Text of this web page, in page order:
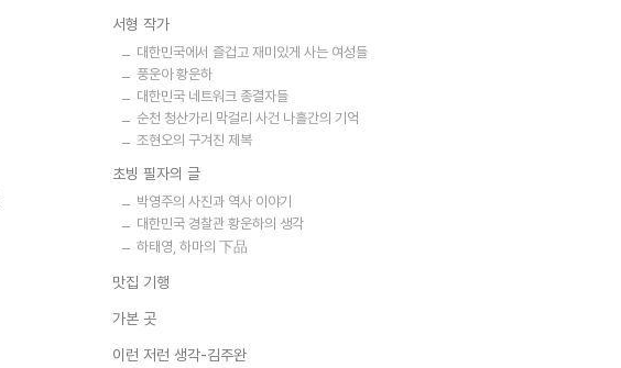
서형 작가
대한민국에서 즐겁고 재미있게 사는 여성들
풍운아 황운하
대한민국 네트워크 종결자들
순천 청산가리 막걸리 사건 나흘간의 기억
조현오의 구겨진 제복
초빙 필자의 글
박영주의 사진과 역사 이야기
대한민국 경찰관 황운하의 생각
하태영, 하마의 下品
맛집 기행
가본 곳
이런 저런 생각-김주완